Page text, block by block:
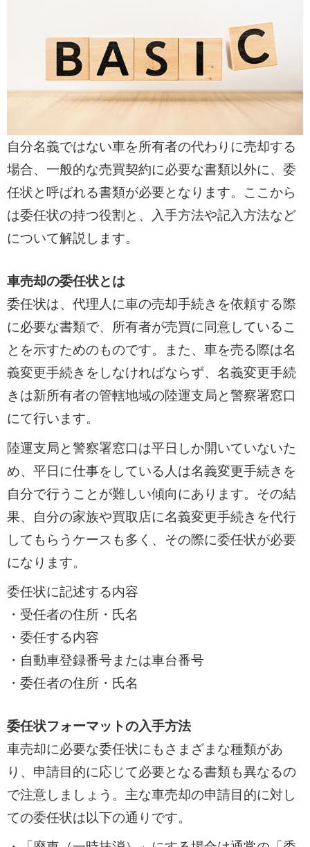
・名義変更トラブルを避けるために一括査
定で信頼できる業者を探す
名義変更を怠ると税金や事故の責任問題に
者を見つけるには、実績豊富な一括査定サ
ービスの利用が賢明です。
自分名義ではない車を所有者の代わりに売却する
場合、一般的な売買契約に必要な書類以外に、委
任状と呼ばれる書類が必要となります。ここから
は委任状の持つ役割と、入手方法や記入方法など
について解説します。
車売却の委任状とは
委任状は、代理人に車の売却手続きを依頼する際
に必要な書類で、所有者が売買に同意しているこ
とを示すためのものです。また、車を売る際は名
義変更手続きをしなければならず、名義変更手続
きは新所有者の管轄地域の陸運支局と警察署窓口
にて行います。
陸運支局と警察署窓口は平日しか開いていないた
め、平日に仕事をしている人は名義変更手続きを
自分で行うことが難しい傾向にあります。その結
果、自分の家族や買取店に名義変更手続きを代行
してもらうケースも多く、その際に委任状が必要
になります。
委任状に記述する内容
・受任者の住所・氏名
・委任する内容
・自動車登録番号または車台番号
・委任者の住所・氏名
委任状フォーマットの入手方法
車売却に必要な委任状にもさまざまな種類があ
り、申請目的に応じて必要となる書類も異なるの
で注意しましょう。主な車売却の申請目的に対し
ての委任状は以下の通りです。